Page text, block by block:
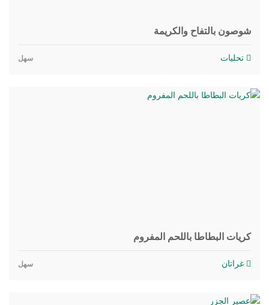
شوصون بالتفاح والكريمة
تحليات سهل
كريات البطاطا باللحم المفروم
غراتان سهل